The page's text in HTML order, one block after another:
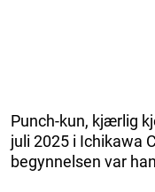
Punch-kun, kjærlig
juli 2025 i Ichikawa
begynnelsen var